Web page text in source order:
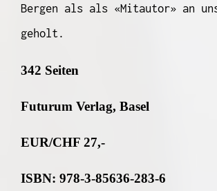
Bergen als als «Mitautor» an
geholt.
342 Seiten
Futurum Verlag, Basel
EUR/CHF 27,-
ISBN: 978-3-85636-283-6